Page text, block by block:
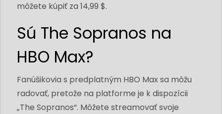
môžete kúpiť za 14,99 $.
Sú The Sopranos na
HBO Max?
Fanúšikovia s predplatným HBO Max sa môžu
radovať, pretože na platforme je k dispozícii
„The Sopranos“. Môžete streamovať svoje